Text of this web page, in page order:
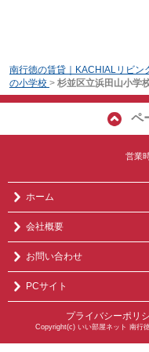
南行徳の賃貸｜KACHIALリビン
の小学校 > 杉並区立浜田山小学
ペ
営業
ホーム
会社概要
お問い合わせ
PCサイト
プライバシーポリ
Copyright(c) いい部屋ネット 南行